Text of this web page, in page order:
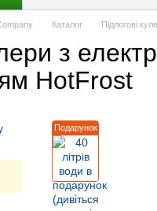
Каталог Підлогові
з
HotFrost
Подарунок